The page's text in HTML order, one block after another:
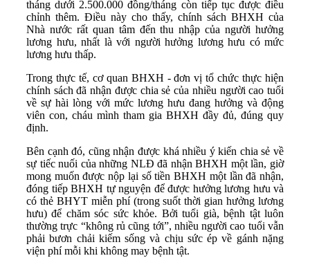
tháng dưới 2.500.000 đồng/tháng còn tiếp tục được điều
chỉnh thêm. Điều này cho thấy, chính sách BHXH của
Nhà nước rất quan tâm đến thu nhập của người hưởng
lương hưu, nhất là với người hưởng lương hưu có mức
lương hưu thấp.
Trong thực tế, cơ quan BHXH - đơn vị tổ chức thực hiện
chính sách đã nhận được chia sẻ của nhiều người cao tuổi
về sự hài lòng với mức lương hưu đang hưởng và động
viên con, cháu mình tham gia BHXH đầy đủ, đúng quy
định.
Bên cạnh đó, cũng nhận được khá nhiều ý kiến chia sẻ về
sự tiếc nuối của những NLĐ đã nhận BHXH một lần, giờ
mong muốn được nộp lại số tiền BHXH một lần đã nhận,
đóng tiếp BHXH tự nguyện để được hưởng lương hưu và
có thẻ BHYT miễn phí (trong suốt thời gian hưởng lương
hưu) để chăm sóc sức khỏe. Bởi tuổi già, bệnh tật luôn
thường trực “không rủ cũng tới”, nhiều người cao tuổi vẫn
phải bươn chải kiếm sống và chịu sức ép về gánh nặng
viện phí mỗi khi không may bệnh tật.